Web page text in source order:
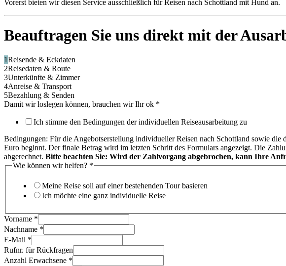
Vorerst bieten wir diesen Service ausschließlich für Reisen nach Schottland mit Hund an.
Beauftragen Sie uns direkt mit der
1Reisende & Eckdaten
2Reisedaten & Route
3Unterkünfte & Zimmer
4Anreise & Transport
5Bezahlung & Senden
Damit wir loslegen können, brauchen wir Ihr ok *
Ich stimme den Bedingungen der individuellen Reiseausarbeitung zu
Bedingungen: Für die Angebotserstellung individueller Reisen nach Schottland sowie
Euro beginnt. Der finale Betrag wird im letzten Schritt des Formulars angezeigt. Die
abgerechnet. Bitte beachten Sie: Wird der Zahlvorgang abgebrochen, kann Ihre
Wie können wir helfen? *
Meine Reise soll auf einer bestehenden Tour basieren
Ich möchte eine ganz individuelle Reise
Vorname *
Nachname *
E-Mail *
Rufnr. für Rückfragen
Anzahl Erwachsene *